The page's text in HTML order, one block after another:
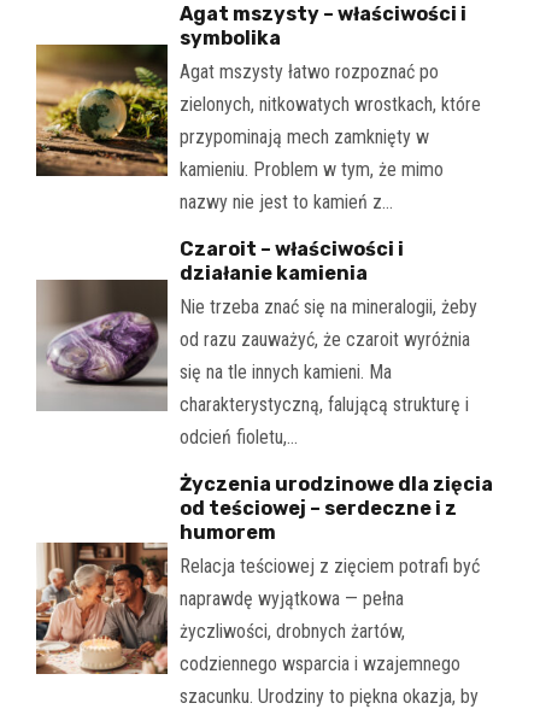
Agat mszysty – właściwości i
symbolika
Agat mszysty łatwo rozpoznać po
zielonych, nitkowatych wrostkach, które
przypominają mech zamknięty w
kamieniu. Problem w tym, że mimo
nazwy nie jest to kamień z…
Czaroit – właściwości i
działanie kamienia
Nie trzeba znać się na mineralogii, żeby
od razu zauważyć, że czaroit wyróżnia
się na tle innych kamieni. Ma
charakterystyczną, falującą strukturę i
odcień fioletu,…
Życzenia urodzinowe dla zięcia
od teściowej – serdeczne i z
humorem
Relacja teściowej z zięciem potrafi być
naprawdę wyjątkowa — pełna
życzliwości, drobnych żartów,
codziennego wsparcia i wzajemnego
szacunku. Urodziny to piękna okazja, by